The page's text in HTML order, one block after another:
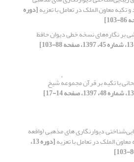
تکیه معاون الملک در تعامل با تعزیه[دوره
بر نگاره‌های نسخه خطی دیوان حافظ
با تکیه بر قرآن مجموعهٔ شیخ
دیوارنگاری های مذهبی (واقعه
الملک در تعامل با تعزیه [دوره 13،